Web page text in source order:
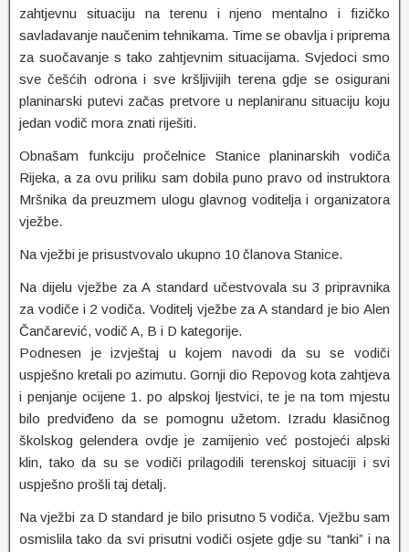
zahtjevnu situaciju na terenu i njeno mentalno i fizičko
savladavanje naučenim tehnikama. Time se obavlja i priprema
za suočavanje s tako zahtjevnim situacijama. Svjedoci smo
sve češćih odrona i sve kršljivijih terena gdje se osigurani
planinarski putevi začas pretvore u neplaniranu situaciju koju
jedan vodič mora znati riješiti.
Obnašam funkciju pročelnice Stanice planinarskih vodiča
Rijeka, a za ovu priliku sam dobila puno pravo od instruktora
Mršnika da preuzmem ulogu glavnog voditelja i organizatora
vježbe.
Na vježbi je prisustvovalo ukupno 10 članova Stanice.
Na dijelu vježbe za A standard učestvovala su 3 pripravnika
za vodiče i 2 vodiča. Voditelj vježbe za A standard je bio Alen
Čančarević, vodič A, B i D kategorije.
Podnesen je izvještaj u kojem navodi da su se vodiči
uspješno kretali po azimutu. Gornji dio Repovog kota zahtjeva
i penjanje ocijene 1. po alpskoj ljestvici, te je na tom mjestu
bilo predviđeno da se pomognu užetom. Izradu klasičnog
školskog gelendera ovdje je zamijenio već postojeći alpski
klin, tako da su se vodiči prilagodili terenskoj situaciji i svi
uspješno prošli taj detalj.
Na vježbi za D standard je bilo prisutno 5 vodiča. Vježbu sam
osmislila tako da svi prisutni vodiči osjete gdje su “tanki” i na